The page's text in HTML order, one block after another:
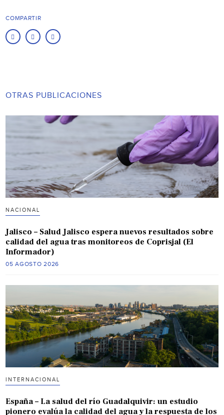
COMPARTIR
OTRAS PUBLICACIONES
NACIONAL
Jalisco – Salud Jalisco espera nuevos resultados sobre
calidad del agua tras monitoreos de Coprisjal (El
Informador)
05 AGOSTO 2026
INTERNACIONAL
España – La salud del río Guadalquivir: un estudio
pionero evalúa la calidad del agua y la respuesta de los